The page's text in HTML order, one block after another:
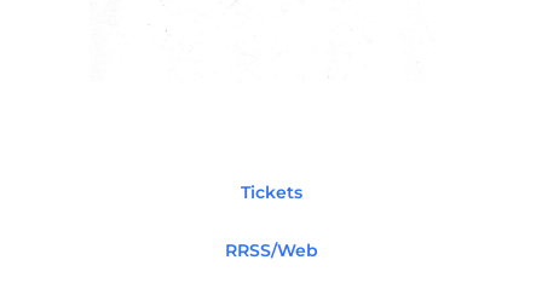
Tickets
RRSS/Web